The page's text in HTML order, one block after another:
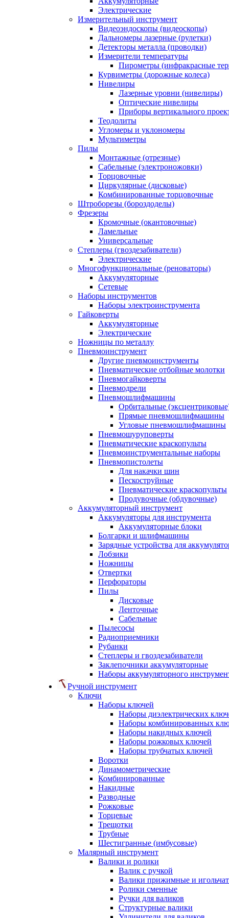
Электрические
Измерительный инструмент
Видеоэндоскопы (видеоскопы)
Дальномеры лазерные (рулетки)
Детекторы металла (проводки)
Измерители температуры
Пирометры (инфракрасные
Курвиметры (дорожные колеса)
Нивелиры
Лазерные уровни (нивелиры)
Оптические нивелиры
Приборы вертикального
Теодолиты
Угломеры и уклономеры
Мультиметры
Пилы
Монтажные (отрезные)
Сабельные (электроножовки)
Торцовочные
Циркулярные (дисковые)
Комбинированные торцовочные
Штроборезы (бороздоделы)
Фрезеры
Кромочные (окантовочные)
Ламельные
Универсальные
Степлеры (гвоздезабиватели)
Электрические
Многофункциональные (реноваторы)
Аккумуляторные
Сетевые
Наборы инструментов
Наборы электроинструмента
Гайковерты
Аккумуляторные
Электрические
Ножницы по металлу
Пневмоинструмент
Другие пневмоинструменты
Пневматические отбойные молотки
Пневмогайковерты
Пневмодрели
Пневмошлифмашины
Орбитальные
Прямые пневмошлифмашины
Угловые пневмошлифмашины
Пневмошуруповерты
Пневматические краскопульты
Пневмоинструментальные наборы
Пневмопистолеты
Для накачки шин
Пескоструйные
Пневматические краскопульты
Продувочные (обдувочные)
Аккумуляторный инструмент
Аккумуляторы для инструмента
Аккумуляторные блоки
Болгарки и шлифмашины
Зарядные устройства для
Лобзики
Ножницы
Отвертки
Перфораторы
Пилы
Дисковые
Ленточные
Сабельные
Пылесосы
Радиоприемники
Рубанки
Степлеры и гвоздезабиватели
Заклепочники аккумуляторные
Наборы аккумуляторного
Ручной инструмент
Ключи
Наборы ключей
Наборы диэлектрических
Наборы комбинированных
Наборы накидных ключей
Наборы рожковых ключей
Наборы трубчатых ключей
Воротки
Динамометрические
Комбинированные
Накидные
Разводные
Рожковые
Торцевые
Трещотки
Трубные
Шестигранные (имбусовые)
Малярный инструмент
Валики и ролики
Валик с ручкой
Валики прижимные и
Ролики сменные
Ручки для валиков
Структурные валики